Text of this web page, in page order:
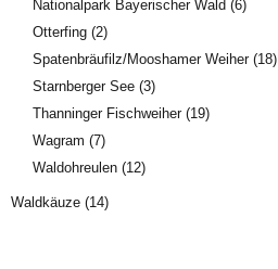
Nationalpark Bayerischer Wald (6)
Otterfing (2)
Spatenbräufilz/Mooshamer Weiher(18)
Starnberger See (3)
Thanninger Fischweiher(19)
Wagram (7)
Waldohreulen (12)
Waldkäuze (14)